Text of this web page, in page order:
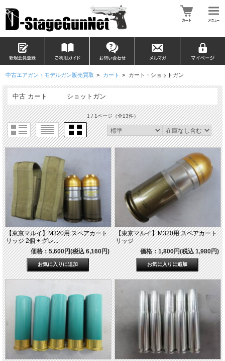
中古エアガン・モデルガン販売買取 > カート > カート・ショットガン
中古 カート ｜ ショットガン
1 / 1ページ（全13件）
【東京マルイ】M320用 スペアカート
リッジ 2個 + グレ...
価格：5,600円(税込 6,160円)
【東京マルイ】M320用 スペアカート
リッジ
価格：1,800円(税込 1,980円)